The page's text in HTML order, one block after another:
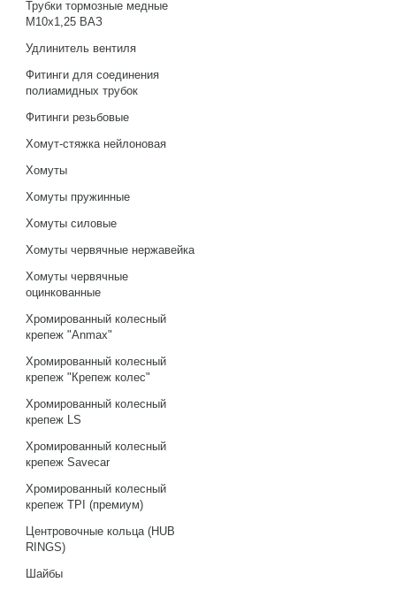
Трубки тормозные медные
М10х1,25 ВАЗ
Удлинитель вентиля
Фитинги для соединения
полиамидных трубок
Фитинги резьбовые
Хомут-стяжка нейлоновая
Хомуты
Хомуты пружинные
Хомуты силовые
Хомуты червячные нержавейка
Хомуты червячные
оцинкованные
Хромированный колесный
крепеж "Anmax"
Хромированный колесный
крепеж "Крепеж колес"
Хромированный колесный
крепеж LS
Хромированный колесный
крепеж Savecar
Хромированный колесный
крепеж TPI (премиум)
Центровочные кольца (HUB
RINGS)
Шайбы